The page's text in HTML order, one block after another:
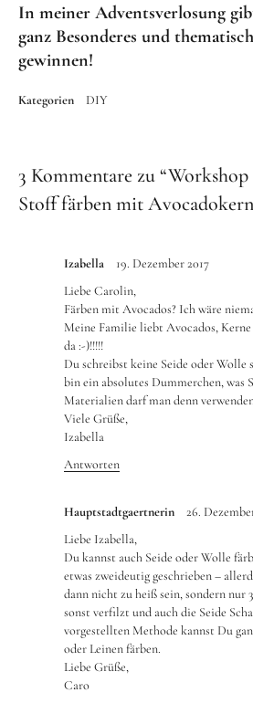
In meiner Adventsverlosung
ganz Besonderes und
gewinnen!
Kategorien DIY
3 Kommentare zu “Workshop
Stoff färben mit
Izabella
19. Dezember 2017
Liebe Carolin,
Färben mit Avocados? Ich wäre
Meine Familie liebt Avocados,
da :-)!!!!!
Du schreibst keine Seide oder Wolle
bin ein absolutes Dummerchen, was
Materialien darf man denn
Viele Grüße,
Izabella
Antworten
Hauptstadtgaertnerin
26.
Liebe Izabella,
Du kannst auch Seide oder Wolle
etwas zweideutig geschrieben –
dann nicht zu heiß sein, sondern nur
sonst verfilzt und auch die Seide
vorgestellten Methode kannst Du
oder Leinen färben.
Liebe Grüße,
Caro